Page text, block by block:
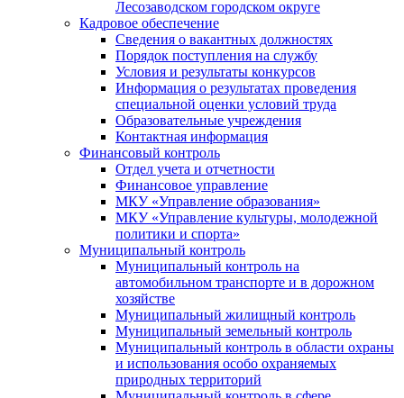
Лесозаводском городском округе
Кадровое обеспечение
Сведения о вакантных должностях
Порядок поступления на службу
Условия и результаты конкурсов
Информация о результатах проведения
специальной оценки условий труда
Образовательные учреждения
Контактная информация
Финансовый контроль
Отдел учета и отчетности
Финансовое управление
МКУ «Управление образования»
МКУ «Управление культуры, молодежной
политики и спорта»
Муниципальный контроль
Муниципальный контроль на
автомобильном транспорте и в дорожном
хозяйстве
Муниципальный жилищный контроль
Муниципальный земельный контроль
Муниципальный контроль в области охраны
и использования особо охраняемых
природных территорий